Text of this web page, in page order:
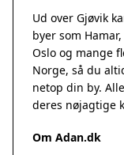
Ud over Gjøvik
byer som
Oslo og mange
Norge, så du
netop din by.
deres nøjagtige
Om Adan.dk